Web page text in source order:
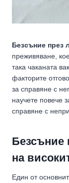
Безсъние през
преживяване,
така чаканата
факторите
за справяне с
научете повече
справяне с
Безсъние
на
Един от